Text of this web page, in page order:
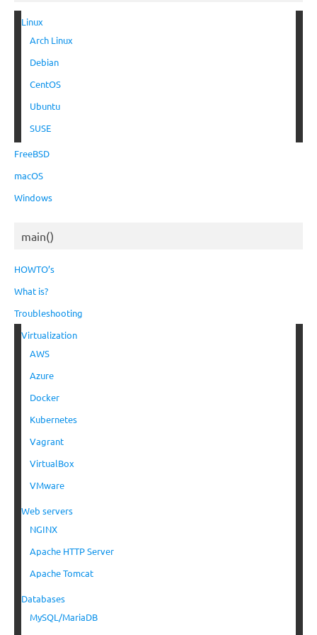
Linux
Arch Linux
Debian
CentOS
Ubuntu
SUSE
FreeBSD
macOS
Windows
main()
HOWTO’s
What is?
Troubleshooting
Virtualization
AWS
Azure
Docker
Kubernetes
Vagrant
VirtualBox
VMware
Web servers
NGINX
Apache HTTP Server
Apache Tomcat
Databases
MySQL/MariaDB